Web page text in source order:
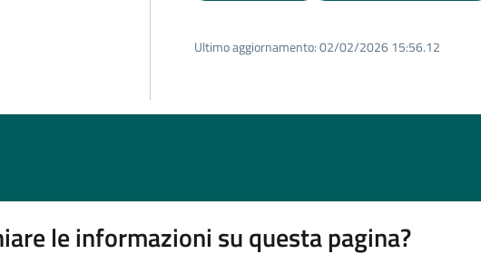
Ultimo aggiornamento:02/02/2026 15:56.12
le informazioni su questa pagina?